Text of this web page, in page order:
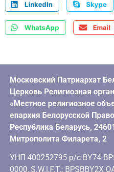
LinkedIn Skype
WhatsApp Email
Московский Патриархат
Церковь Религиозная
«Местное религиозное
епархия Белорусской
Республика Беларусь,
Митрополита Филарета, 2
УНП 400252795 р/с BY74
0000, S.W.I.F.T.: BPSBBY2X